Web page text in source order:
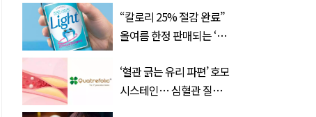
“칼로리 25% 절감 완료”
올여름 한정 판매되는 ‘최
‘혈관 긁는 유리 파편’ 호모
시스테인… 심혈관 질환